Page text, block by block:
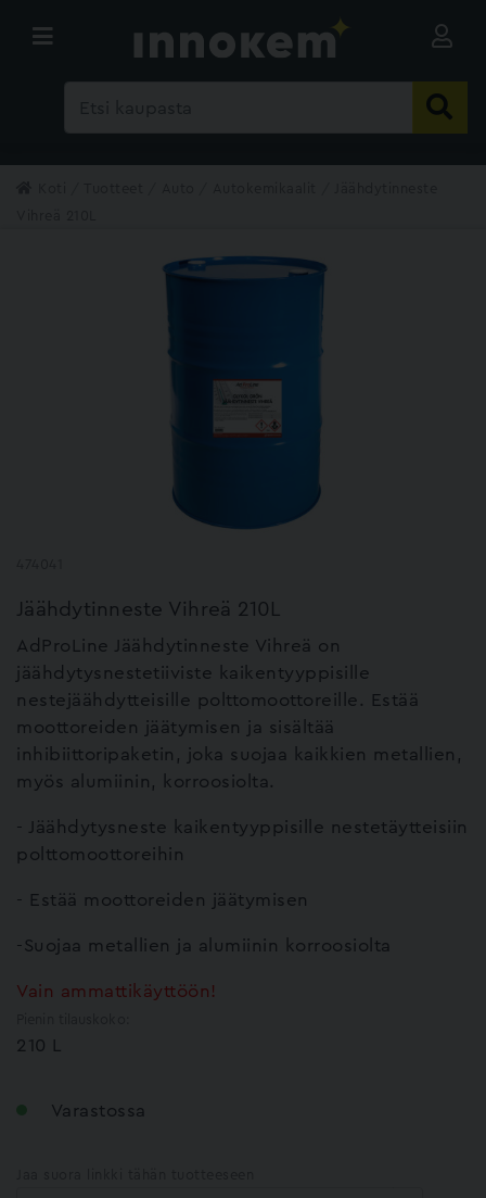
Jäähdytinneste Vihreä 210L
AdProLine Jäähdytinneste Vihreä on
jäähdytysnestetiiviste kaikentyyppisille
nestejäähdytteisille polttomoottoreille. Estää
moottoreiden jäätymisen ja sisältää
inhibiittoripaketin, joka suojaa kaikkien metallien,
myös alumiinin, korroosiolta.
- Jäähdytysneste kaikentyyppisille nestetäytteisiin
polttomoottoreihin
- Estää moottoreiden jäätymisen
-Suojaa metallien ja alumiinin korroosiolta
Vain ammattikäyttöön!
210 L
Varastossa